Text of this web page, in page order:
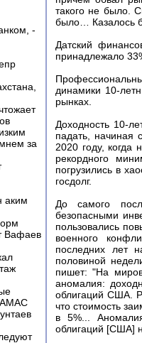
-
за
аким
Вафаев
такого не было.
было… Казалось
Датский
принадлежало
динамики 10-
рынках.
Доходность 10-
падать,
2020 году, когда
рекордного
погрузились в
госдолг.
До самого
безопасными
пользовались
военного
последних лет
половиной
пишет: "На
аномалия:
облигаций США.
что стоимость
в 5%...
облигаций [США]